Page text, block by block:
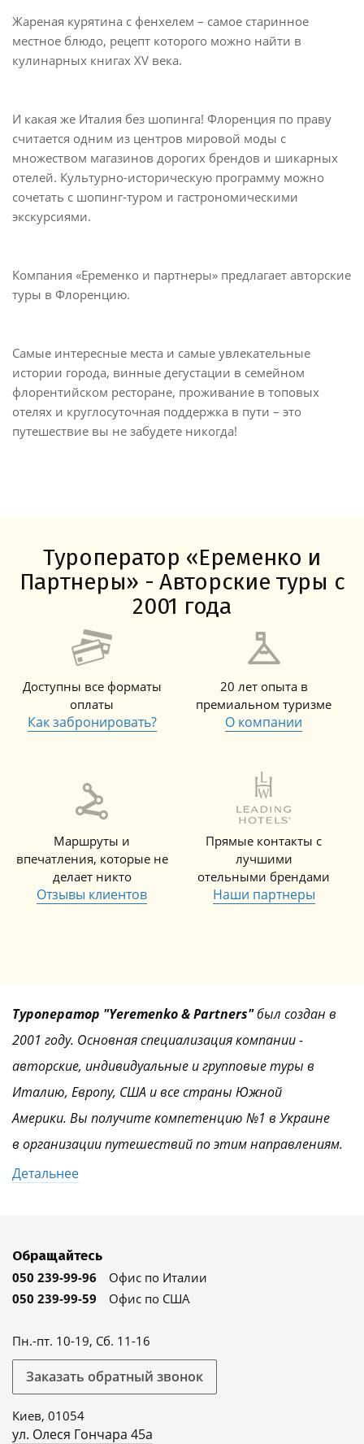
Жареная курятина с фенхелем – самое старинное
местное блюдо, рецепт которого можно найти в
кулинарных книгах XV века.
И какая же Италия без шопинга! Флоренция по праву
считается одним из центров мировой моды с
множеством магазинов дорогих брендов и шикарных
отелей. Культурно-историческую программу можно
сочетать с шопинг-туром и гастрономическими
экскурсиями.
Компания «Еременко и партнеры» предлагает авторские
туры в Флоренцию.
Самые интересные места и самые увлекательные
истории города, винные дегустации в семейном
флорентийском ресторане, проживание в топовых
отелях и круглосуточная поддержка в пути – это
путешествие вы не забудете никогда!
Туроператор «Еременко и
Партнеры» - Авторские туры с
2001 года
Доступны все форматы
оплаты
Как забронировать?
20 лет опыта в
премиальном туризме
О компании
Маршруты и
впечатления, которые не
делает никто
Отзывы клиентов
Прямые контакты с
лучшими
отельными брендами
Наши партнеры
Туроператор "Yeremenko & Partners"был создан в
2001 году. Основная специализация компании -
авторские, индивидуальные и групповые туры в
Италию, Европу, США и все страны Южной
Америки. Вы получите компетенцию №1 в Украине
в организации путешествий по этим направлениям.
Детальнее
Обращайтесь
050 239-99-96
Офис по Италии
050 239-99-59
Офис по США
Пн.-пт. 10-19, Сб. 11-16
Заказать обратный звонок
Киев, 01054
ул. Олеся Гончара 45а